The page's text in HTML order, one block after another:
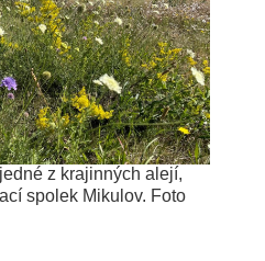
z krajinných alejí,
spolek Mikulov. Foto